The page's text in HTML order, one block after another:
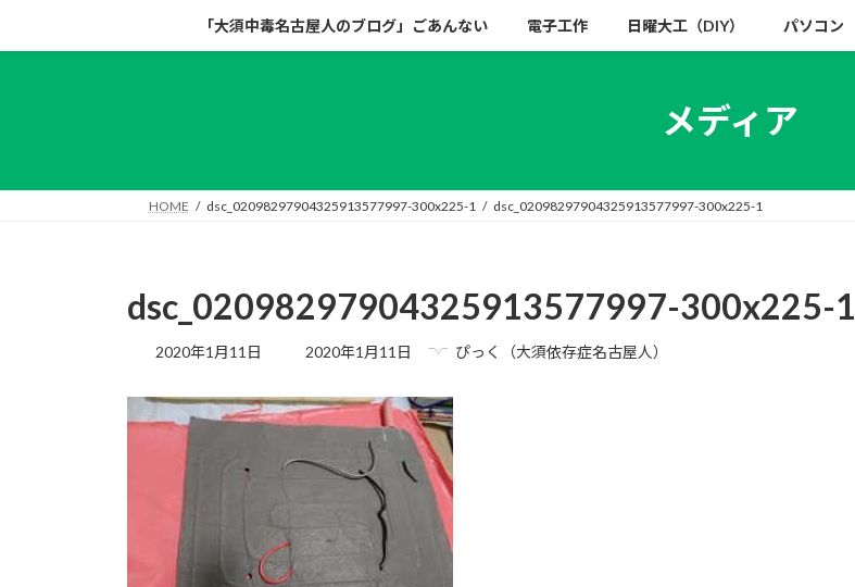
キ
に
「大須中毒名古屋人のブログ」ごあんない 電子工作 日曜大工（DIY） パソコン
メディア
HOME dsc_02098297904325913577997-300x225-1 dsc_02098297904325913577997-300x225-1
dsc_02098297904325913577997-300x225-1
2020年1月11日
最
更
新
時
2020年1月11日 ぴっく（大須依存症名古屋人）